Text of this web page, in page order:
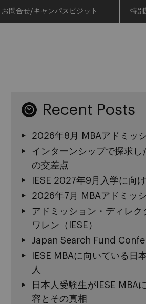
お問合せ/キャンパスビジット 特別
Recent Posts
2026年8月 MBAアドミッ
インターンシップで探求
の交差点
IESE 2027年9月入学に向
2026年7月 MBAアドミッ
アドミッション・ディレク
ワレン（IESE）
Japan Search Fund
IESE MBAに向いている日
人
日本人受験生がIESE MBA
容とその真相